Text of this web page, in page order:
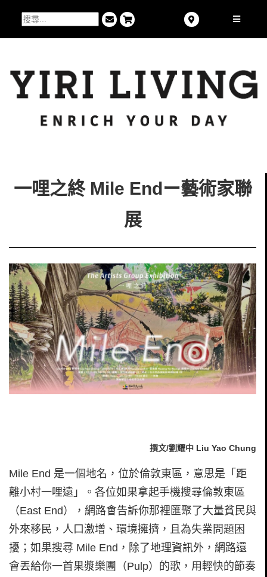
一哩之終 Mile Endー藝術家聯
展
撰文/劉耀中 Liu Yao Chung
Mile End 是一個地名，位於倫敦東區，意思是「距
離小村一哩遠」。各位如果拿起手機搜尋倫敦東區
（East End），網路會告訴你那裡匯聚了大量貧民與
外來移民，人口激增、環境擁擠，且為失業問題困
擾；如果搜尋 Mile End，除了地理資訊外，網路還
會丟給你一首果漿樂團（Pulp）的歌，用輕快的節奏